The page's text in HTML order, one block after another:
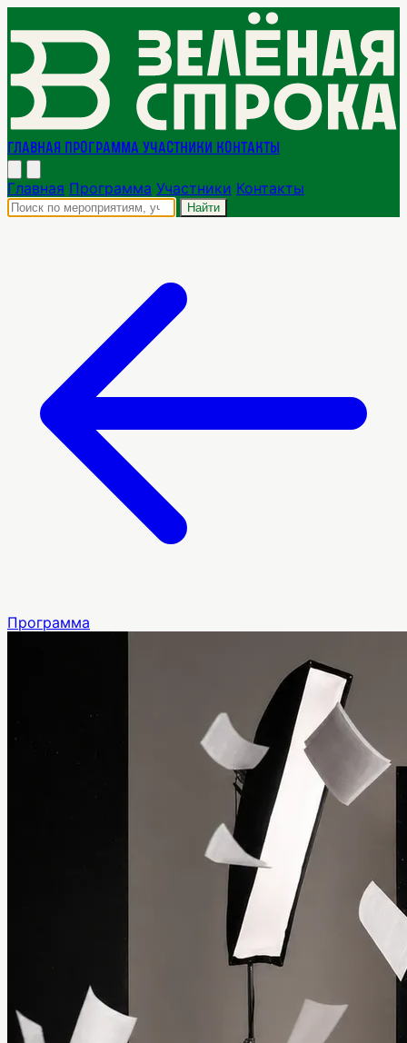
Главная Программа Участники Контакты
Главная Программа Участники Контакты
Найти
Программа